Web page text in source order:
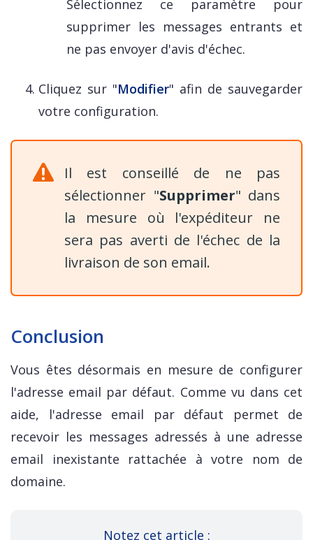
Sélectionnez ce paramètre pour
supprimer les messages entrants et
ne pas envoyer d'avis d'échec.
Cliquez sur "Modifier" afin de sauvegarder
votre configuration.
Il est conseillé de ne pas
sélectionner "Supprimer" dans
la mesure où l'expéditeur ne
sera pas averti de l'échec de la
livraison de son email.
Conclusion
Vous êtes désormais en mesure de configurer
l'adresse email par défaut. Comme vu dans cet
aide, l'adresse email par défaut permet de
recevoir les messages adressés à une adresse
email inexistante rattachée à votre nom de
domaine.
Notez cet article :